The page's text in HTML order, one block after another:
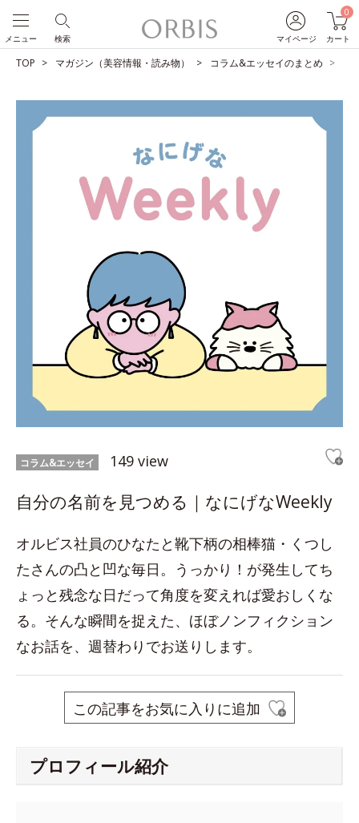
マイページ
0
カート
検索
メニュー
TOP マガジン（美容情報・読み物） コラム&エッセイのまとめ
コラム&エッセイ 149 view
自分の名前を見つめる｜なにげなWeekly
オルビス社員のひなたと靴下柄の相棒猫・くつし
たさんの凸と凹な毎日。うっかり！が発生してち
ょっと残念な日だって角度を変えれば愛おしくな
る。そんな瞬間を捉えた、ほぼノンフィクション
なお話を、週替わりでお送りします。
この記事をお気に入りに追加
プロフィール紹介